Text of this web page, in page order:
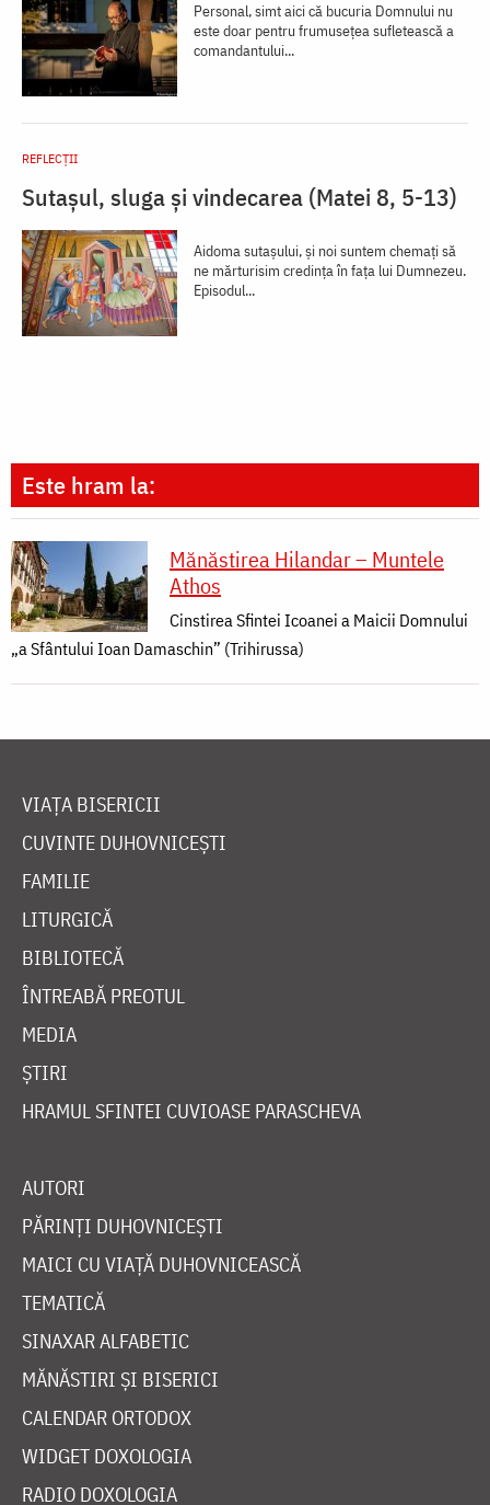
Personal, simt aici că bucuria Domnului nu
este doar pentru frumusețea sufletească a
comandantului...
REFLECȚII
Sutașul, sluga și vindecarea (Matei 8, 5-13)
Aidoma sutașului, și noi suntem chemați să
ne mărturisim credința în fața lui Dumnezeu.
Episodul...
Este hram la:
Mănăstirea Hilandar – Muntele
Athos
Cinstirea Sfintei Icoanei a Maicii Domnului
„a Sfântului Ioan Damaschin” (Trihirussa)
VIAȚA BISERICII
CUVINTE DUHOVNICEȘTI
FAMILIE
LITURGICĂ
BIBLIOTECĂ
ÎNTREABĂ PREOTUL
MEDIA
ȘTIRI
HRAMUL SFINTEI CUVIOASE PARASCHEVA
AUTORI
PĂRINȚI DUHOVNICEȘTI
MAICI CU VIAȚĂ DUHOVNICEASCĂ
TEMATICĂ
SINAXAR ALFABETIC
MĂNĂSTIRI ȘI BISERICI
CALENDAR ORTODOX
WIDGET DOXOLOGIA
RADIO DOXOLOGIA